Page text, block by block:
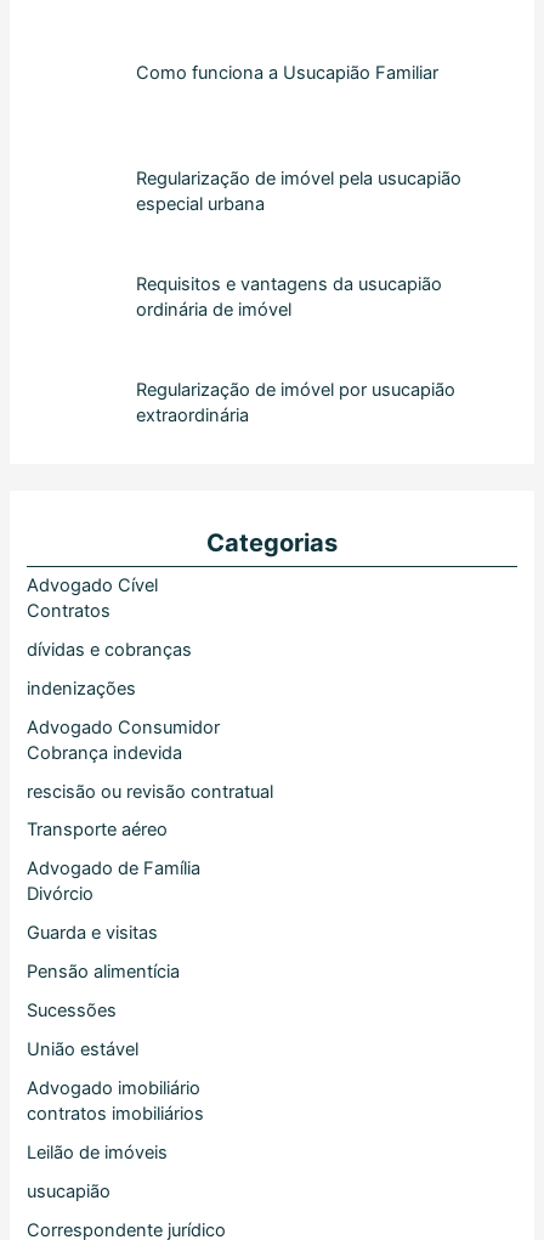
Como funciona a Usucapião Familiar
Regularização de imóvel pela usucapião
especial urbana
Requisitos e vantagens da usucapião
ordinária de imóvel
Regularização de imóvel por usucapião
extraordinária
Categorias
Advogado Cível
Contratos
dívidas e cobranças
indenizações
Advogado Consumidor
Cobrança indevida
rescisão ou revisão contratual
Transporte aéreo
Advogado de Família
Divórcio
Guarda e visitas
Pensão alimentícia
Sucessões
União estável
Advogado imobiliário
contratos imobiliários
Leilão de imóveis
usucapião
Correspondente jurídico